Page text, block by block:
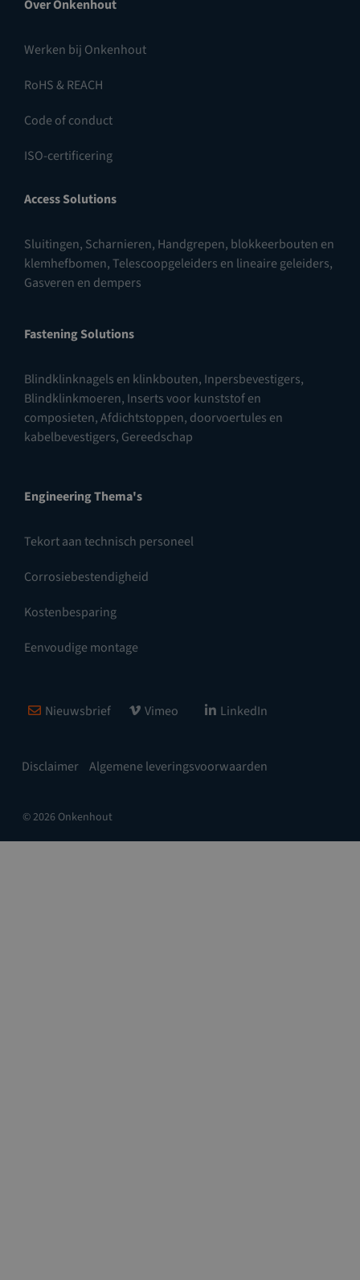
Over Onkenhout
Werken bij Onkenhout
RoHS & REACH
Code of conduct
ISO-certificering
Access Solutions
Sluitingen, Scharnieren, Handgrepen, blokkeerbouten en
klemhefbomen,Telescoopgeleiders en lineaire geleiders,
Gasveren en dempers
Fastening Solutions
Blindklinknagels en klinkbouten, Inpersbevestigers,
Blindklinkmoeren, Inserts voor kunststof en
composieten,Afdichtstoppen, doorvoertules en
kabelbevestigers, Gereedschap
Engineering Thema's
Tekort aan technisch personeel
Corrosiebestendigheid
Kostenbesparing
Eenvoudige montage
Disclaimer Algemene leveringsvoorwaarden
Nieuwsbrief Vimeo LinkedIn
© 2026 Onkenhout